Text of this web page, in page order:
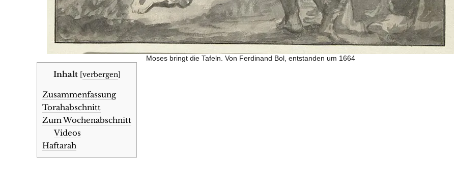
Moses bringt die Tafeln. Von Ferdinand Bol, entstanden um 1664
Inhalt [verbergen]
Zusammenfassung
Torahabschnitt
Zum Wochenabschnitt
Videos
Haftarah